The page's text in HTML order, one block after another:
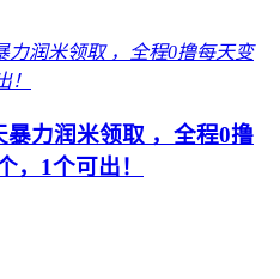
力润米领取 ，全程0撸
，1个可出！